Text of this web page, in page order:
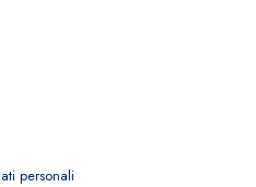
personali